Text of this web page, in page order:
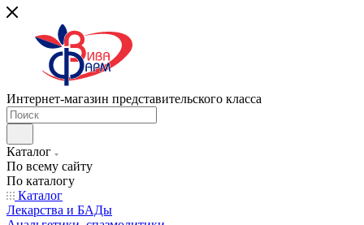
Интернет-магазин представительского класса
Каталог
По всему сайту
По каталогу
Каталог
Лекарства и БАДы